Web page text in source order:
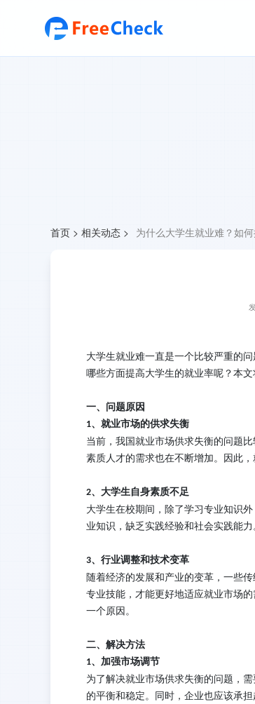
首页 > 相关动态 > 为什么大学生就业难？如
大学生就业难一直是一个比较严重的
哪些方面提高大学生的就业率呢？本
一、问题原因
1、 就业市场的供求失衡
当前，我国就业市场供求失衡的问题
素质人才的需求也在不断增加。因此
2、 大学生自身素质不足
大学生在校期间，除了学习专业知识
业知识，缺乏实践经验和社会实践能
3、 行业调整和技术变革
随着经济的发展和产业的变革，一些
专业技能，才能更好地适应就业市场的
一个原因。
二、解决方法
1、 加强市场调节
为了解决就业市场供求失衡的问题，需
的平衡和稳定。同时，企业也应该承